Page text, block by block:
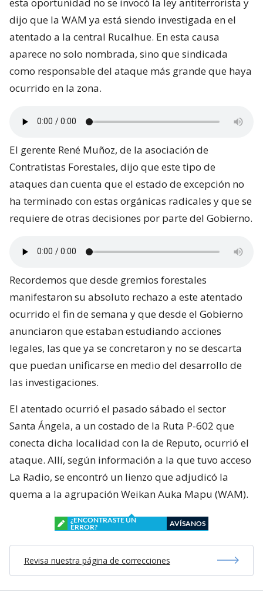
dijo que la WAM ya está siendo investigada en el
atentado a la central Rucalhue. En esta causa
aparece no solo nombrada, sino que sindicada
como responsable del ataque más grande que haya
ocurrido en la zona.
El gerente René Muñoz, de la asociación de
Contratistas Forestales, dijo que este tipo de
ataques dan cuenta que el estado de excepción no
ha terminado con estas orgánicas radicales y que se
requiere de otras decisiones por parte del Gobierno.
Recordemos que desde gremios forestales
manifestaron su absoluto rechazo a este atentado
ocurrido el fin de semana y que desde el Gobierno
anunciaron que estaban estudiando acciones
legales, las que ya se concretaron y no se descarta
que puedan unificarse en medio del desarrollo de
las investigaciones.
El atentado ocurrió el pasado sábado el sector
Santa Ángela, a un costado de la Ruta P-602 que
conecta dicha localidad con la de Reputo, ocurrió el
ataque. Allí, según información a la que tuvo acceso
La Radio, se encontró un lienzo que adjudicó la
quema a la agrupación Weikan Auka Mapu (WAM).
¿ENCONTRASTE UN
ERROR?
AVÍSANOS
Revisa nuestra página de correcciones